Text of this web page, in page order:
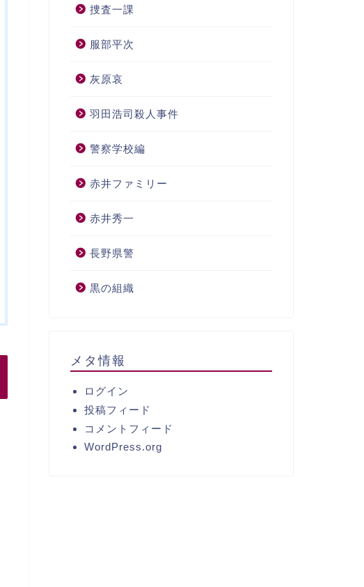
捜査一課
服部平次
灰原哀
羽田浩司殺人事件
警察学校編
赤井ファミリー
赤井秀一
長野県警
黒の組織
メタ情報
ログイン
投稿フィード
コメントフィード
WordPress.org